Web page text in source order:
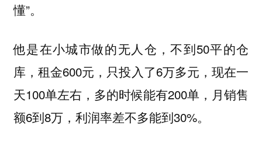
懂”。
他是在小城市做的无人仓，不到50平的仓
库，租金600元，只投入了6万多元，现在一
天100单左右，多的时候能有200单，月销售
额6到8万，利润率差不多能到30%。